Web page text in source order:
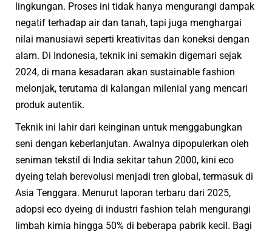
lingkungan. Proses ini tidak hanya mengurangi dampak
negatif terhadap air dan tanah, tapi juga menghargai
nilai manusiawi seperti kreativitas dan koneksi dengan
alam. Di Indonesia, teknik ini semakin digemari sejak
2024, di mana kesadaran akan sustainable fashion
melonjak, terutama di kalangan milenial yang mencari
produk autentik.
Teknik ini lahir dari keinginan untuk menggabungkan
seni dengan keberlanjutan. Awalnya dipopulerkan oleh
seniman tekstil di India sekitar tahun 2000, kini eco
dyeing telah berevolusi menjadi tren global, termasuk di
Asia Tenggara. Menurut laporan terbaru dari 2025,
adopsi eco dyeing di industri fashion telah mengurangi
limbah kimia hingga 50% di beberapa pabrik kecil. Bagi